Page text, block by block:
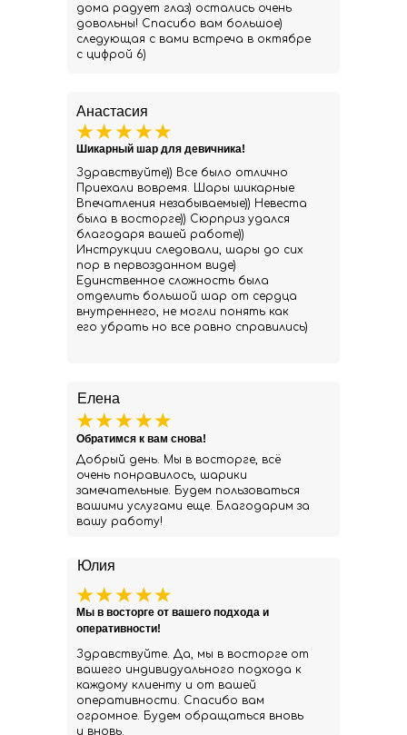
Юлия
Здравствуйте. Да, мы в восторге от
вашего индивидуального подхода к
каждому клиенту и от вашей
оперативности. Спасибо вам
огромное. Будем обращаться вновь
и вновь.
Мы в восторге от вашего подхода и
оперативности!
Елена
Добрый день. Мы в восторге, всё
очень понравилось, шарики
замечательные. Будем пользоваться
вашими услугами еще. Благодарим за
вашу работу!
Обратимся к вам снова!
дома радует глаз) остались очень
довольны! Спасибо вам большое)
следующая с вами встреча в октябре
с цифрой 6)
Анастасия
Здравствуйте)) Все было отлично
Приехали вовремя. Шары шикарные
Впечатления незабываемые)) Невеста
была в восторге)) Сюрприз удался
благодаря вашей работе))
Инструкции следовали, шары до сих
пор в первозданном виде)
Единственное сложность была
отделить большой шар от сердца
внутреннего, не могли понять как
его убрать но все равно справились)
Шикарный шар для девичника!